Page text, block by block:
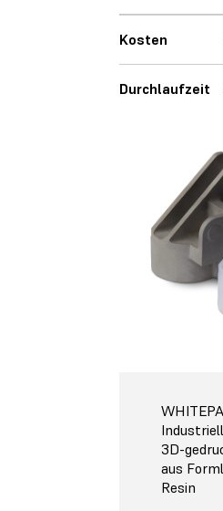
Kosten
Durchlaufzeit
3D-
aus
Resin